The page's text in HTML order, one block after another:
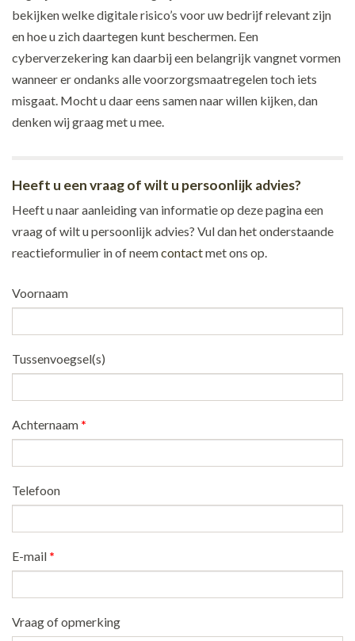
bekijken welke digitale risico’s voor uw bedrijf relevant zijn
en hoe u zich daartegen kunt beschermen. Een
cyberverzekering kan daarbij een belangrijk vangnet vormen
wanneer er ondanks alle voorzorgsmaatregelen toch iets
misgaat. Mocht u daar eens samen naar willen kijken, dan
denken wij graag met u mee.
Heeft u een vraag of wilt u persoonlijk advies?
Heeft u naar aanleiding van informatie op deze pagina een
vraag of wilt u persoonlijk advies? Vul dan het onderstaande
reactieformulier in of neemcontactmet ons op.
Voornaam
Tussenvoegsel(s)
Achternaam *
Telefoon
E-mail *
Vraag of opmerking